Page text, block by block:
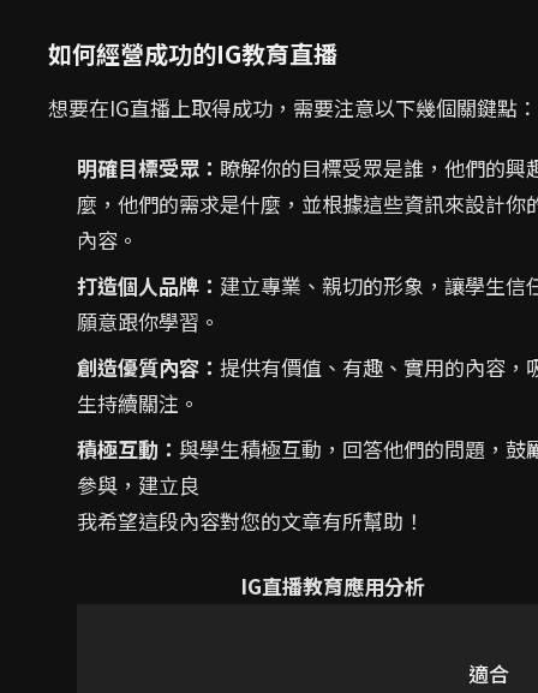
如何經營成功的IG教育直播
想要在IG直播上取得成功，需要注意以下幾個關鍵點：
明確目標受眾： 瞭解你的目標受眾是誰，他們的興
麼，他們的需求是什麼，並根據這些資訊來設計你
內容。
打造個人品牌： 建立專業、親切的形象，讓學生信
願意跟你學習。
創造優質內容： 提供有價值、有趣、實用的內容，
生持續關注。
積極互動： 與學生積極互動，回答他們的問題，鼓
參與，建立良
我希望這段內容對您的文章有所幫助！
IG直播教育應用分析
適合